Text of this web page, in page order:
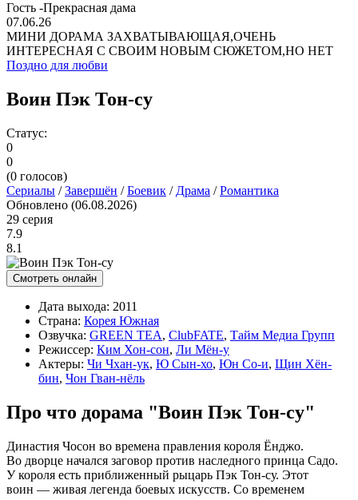
Гость -Прекрасная дама
07.06.26
МИНИ ДОРАМА ЗАХВАТЫВАЮЩАЯ,ОЧЕНЬ
ИНТЕРЕСНАЯ С СВОИМ НОВЫМ СЮЖЕТОМ,НО НЕТ
Поздно для любви
Воин Пэк Тон-су
Статус:
0
0
(0 голосов)
Сериалы /Завершён /Боевик / Драма /Романтика
Обновлено (06.08.2026)
29 серия
7.9
8.1
Смотреть онлайн
Дата выхода: 2011
Страна: Корея Южная
Озвучка: GREEN TEA, ClubFATE, Тайм Медиа Групп
Режиссер: Ким Хон-сон, Ли Мён-у
Актеры: Чи Чхан-ук, Ю Сын-хо, Юн Со-и, Щин Хён-
бин, Чон Гван-нёль
Про что дорама "Воин Пэк Тон-су"
Династия Чосон во времена правления короля Ёнджо.
Во дворце начался заговор против наследного принца Садо.
У короля есть приближенный рыцарь Пэк Тон-су. Этот
воин — живая легенда боевых искусств. Со временем